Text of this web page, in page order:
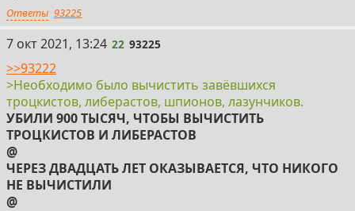
Ответы 93225
22
7 окт 2021, 13:24 22 93225
>>93222
>Необходимо было вычистить завёвшихся
троцкистов, либерастов, шпионов, лазунчиков.
УБИЛИ 900 ТЫСЯЧ, ЧТОБЫ ВЫЧИСТИТЬ
ТРОЦКИСТОВ И ЛИБЕРАСТОВ
@
ЧЕРЕЗ ДВАДЦАТЬ ЛЕТ ОКАЗЫВАЕТСЯ, ЧТО НИКОГО
НЕ ВЫЧИСТИЛИ
@